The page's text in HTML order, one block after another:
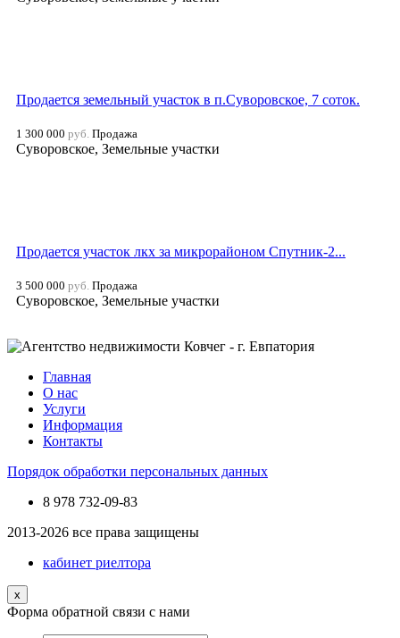
Продается земельный участок в п.Суворовское, 7 соток.
1 300 000 руб. Продажа
Суворовское, Земельные участки
Продается участок лкх за микрорайоном Спутник-2...
3 500 000 руб. Продажа
Суворовское, Земельные участки
Главная
О нас
Услуги
Информация
Контакты
Порядок обработки персональных данных
8 978 732-09-83
2013-2026 все права защищены
кабинет риелтора
x
Форма обратной связи с нами